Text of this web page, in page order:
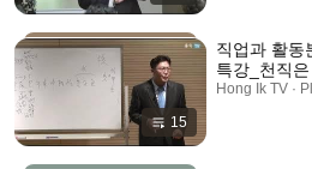
15
직업과 활동
특강_천직
Hong Ik TV ·